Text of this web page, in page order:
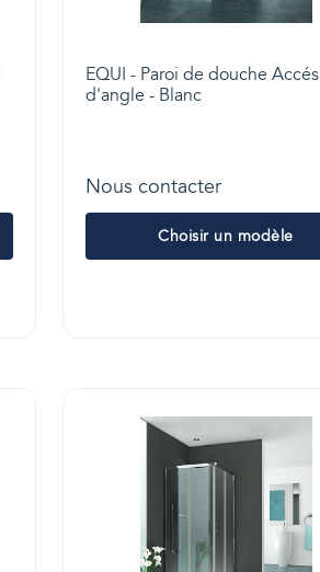
EQUI - Paroi de douche Accés
d'angle - Blanc
Nous contacter
Choisir un modèle